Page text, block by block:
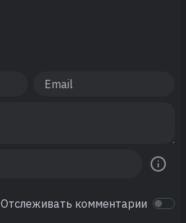
Отслеживать комментарии